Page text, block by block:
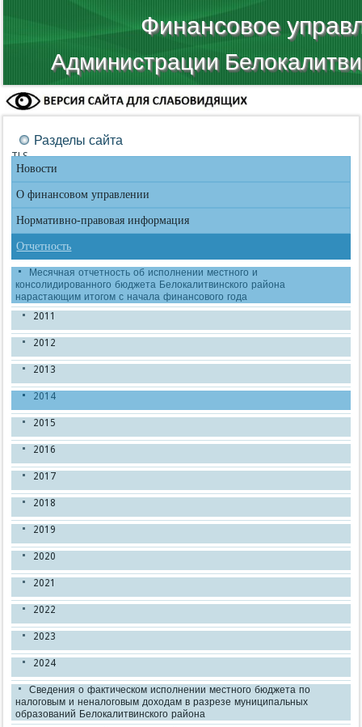
Финансовое
Администрации
Разделы сайта
TLS
Новости
О финансовом управлении
Нормативно-правовая информация
Отчетность
Месячная отчетность об исполнении местного и
консолидированного бюджета Белокалитвинского района
нарастающим итогом с начала финансового года
2011
2012
2013
2014
2015
2016
2017
2018
2019
2020
2021
2022
2023
2024
Сведения о фактическом исполнении местного бюджета по
налоговым и неналоговым доходам в разрезе муниципальных
образований Белокалитвинского района